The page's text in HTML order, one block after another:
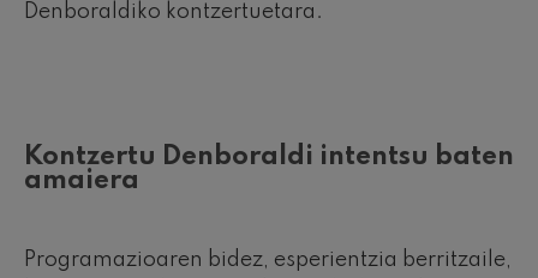
Denboraldiko kontzertuetara.
Kontzertu Denboraldi intentsu baten
amaiera
Programazioaren bidez, esperientzia berritzaile,